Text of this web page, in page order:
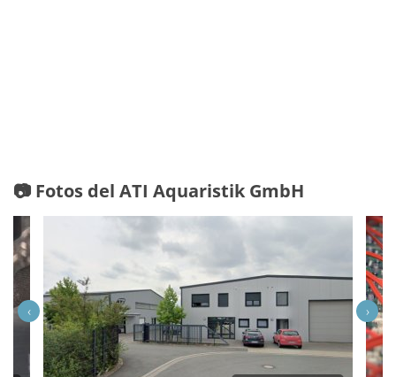
📷 Fotos del ATI Aquaristik GmbH
‹ ›